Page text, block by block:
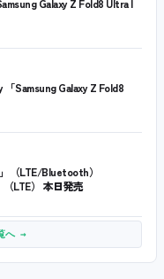
Samsung Galaxy Z Fold8
（LTE/Bluetooth）
（LTE） 本日発売
へ →